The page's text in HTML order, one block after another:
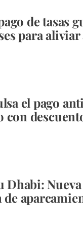
de tasas
para aliviar
el pago
Dhabi: Nueva